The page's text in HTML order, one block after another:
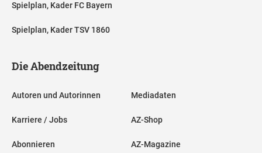
Spielplan, Kader FC Bayern
Spielplan, Kader TSV 1860
Die Abendzeitung
Autoren und Autorinnen
Karriere / Jobs
Abonnieren
Mediadaten
AZ-Shop
AZ-Magazine